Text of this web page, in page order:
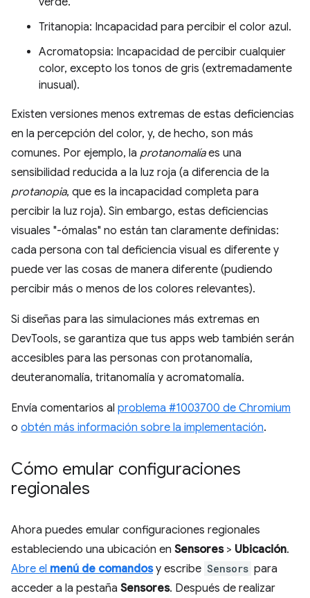
Tritanopia: Incapacidad para percibir el color azul.
Acromatopsia: Incapacidad de percibir cualquier
color, excepto los tonos de gris (extremadamente
inusual).
Existen versiones menos extremas de estas deficiencias
en la percepción del color, y, de hecho, son más
comunes. Por ejemplo, la protanomalíaes una
sensibilidad reducida a la luz roja (a diferencia de la
protanopia, que es la incapacidad completa para
percibir la luz roja). Sin embargo, estas deficiencias
visuales "-ómalas" no están tan claramente definidas:
cada persona con tal deficiencia visual es diferente y
puede ver las cosas de manera diferente (pudiendo
percibir más o menos de los colores relevantes).
Si diseñas para las simulaciones más extremas en
DevTools, se garantiza que tus apps web también serán
accesibles para las personas con protanomalía,
deuteranomalía, tritanomalía y acromatomalía.
Envía comentarios al problema #1003700 de Chromium
o obtén más información sobre la implementación.
Cómo emular configuraciones
regionales
Ahora puedes emular configuraciones regionales
estableciendo una ubicación en Sensores> Ubicación.
Abre el menú de comandosy escribe Sensors para
acceder a la pestaña Sensores. Después de realizar